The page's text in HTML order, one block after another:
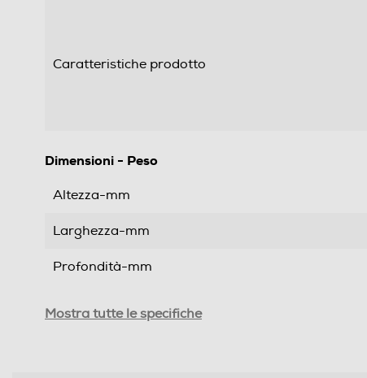
Caratteristiche prodotto
Dimensioni - Peso
Altezza-mm
Larghezza-mm
Profondità-mm
Mostra tutte le specifiche